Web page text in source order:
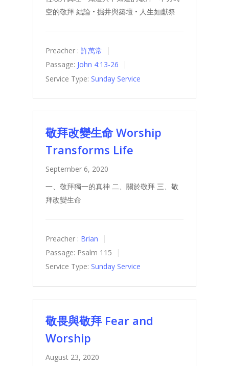
空的敬拜 結論 • 掘井與築壇 • 人生如獻祭
Preacher : 許萬常
Passage: John 4:13-26
Service Type: Sunday Service
敬拜改變生命 Worship
Transforms Life
September 6, 2020
一、敬拜獨一的真神 二、關於敬拜 三、敬
拜改變生命
Preacher : Brian
Passage: Psalm 115
Service Type: Sunday Service
敬畏與敬拜 Fear and
Worship
August 23, 2020